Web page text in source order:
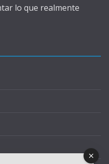
lo que realmente